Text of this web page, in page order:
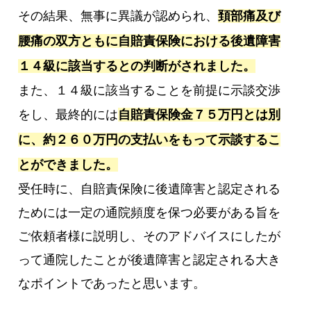
その結果、無事に異議が認められ、頚部痛及び
腰痛の双方ともに自賠責保険における後遺障害
１４級に該当するとの判断がされました。
また、１４級に該当することを前提に示談交渉
をし、最終的には自賠責保険金７５万円とは別
に、約２６０万円の支払いをもって示談するこ
とができました。
受任時に、自賠責保険に後遺障害と認定される
ためには一定の通院頻度を保つ必要がある旨を
ご依頼者様に説明し、そのアドバイスにしたが
って通院したことが後遺障害と認定される大き
なポイントであったと思います。